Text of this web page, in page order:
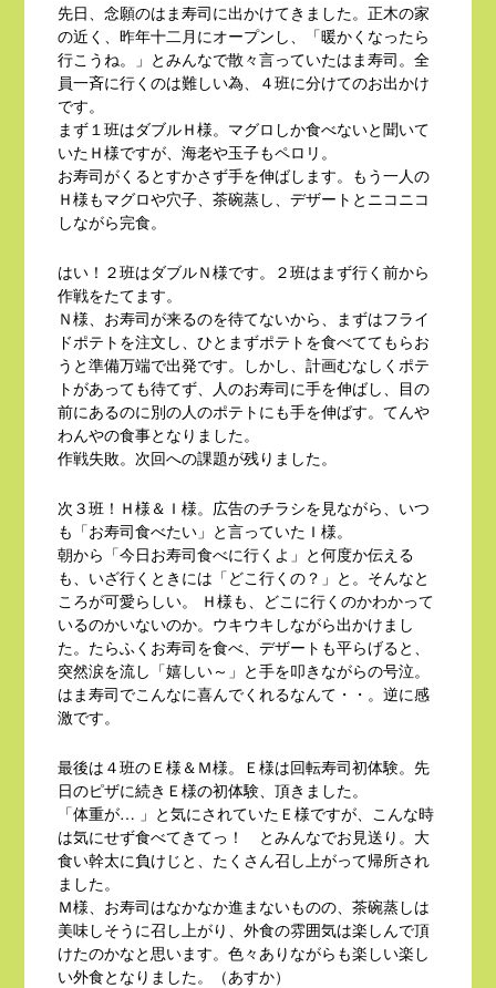
先日、念願のはま寿司に出かけてきました。正木の家
の近く、昨年十二月にオープンし、「暖かくなったら
行こうね。」とみんなで散々言っていたはま寿司。全
員一斉に行くのは難しい為、４班に分けてのお出かけ
です。
まず１班はダブルＨ様。マグロしか食べないと聞いて
いたＨ様ですが、海老や玉子もペロリ。
お寿司がくるとすかさず手を伸ばします。もう一人の
Ｈ様もマグロや穴子、茶碗蒸し、デザートとニコニコ
しながら完食。
はい！２班はダブルＮ様です。２班はまず行く前から
作戦をたてます。
Ｎ様、お寿司が来るのを待てないから、まずはフライ
ドポテトを注文し、ひとまずポテトを食べててもらお
うと準備万端で出発です。しかし、計画むなしくポテ
トがあっても待てず、人のお寿司に手を伸ばし、目の
前にあるのに別の人のポテトにも手を伸ばす。てんや
わんやの食事となりました。
作戦失敗。次回への課題が残りました。
次３班！Ｈ様＆Ｉ様。広告のチラシを見ながら、いつ
も「お寿司食べたい」と言っていたＩ様。
朝から「今日お寿司食べに行くよ」と何度か伝える
も、いざ行くときには「どこ行くの？」と。そんなと
ころが可愛らしい。 Ｈ様も、どこに行くのかわかって
いるのかいないのか。ウキウキしながら出かけまし
た。たらふくお寿司を食べ、デザートも平らげると、
突然涙を流し「嬉しい～」と手を叩きながらの号泣。
はま寿司でこんなに喜んでくれるなんて・・。逆に感
激です。
最後は４班のＥ様＆Ｍ様。Ｅ様は回転寿司初体験。先
日のピザに続きＥ様の初体験、頂きました。
「体重が… 」と気にされていたＥ様ですが、こんな時
は気にせず食べてきてっ！ とみんなでお見送り。大
食い幹太に負けじと、たくさん召し上がって帰所され
ました。
Ｍ様、お寿司はなかなか進まないものの、茶碗蒸しは
美味しそうに召し上がり、外食の雰囲気は楽しんで頂
けたのかなと思います。色々ありながらも楽しい楽し
い外食となりました。（あすか）